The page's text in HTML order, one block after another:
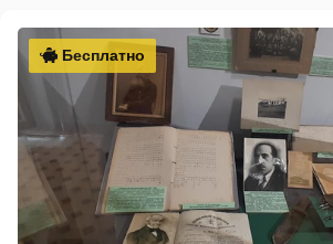
Бесплатно